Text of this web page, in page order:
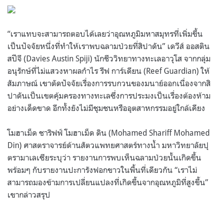
“เราแทบจะสามารถตอบได้เลยว่าอุณหภูมิมหาสมุทรที่เพิ่มขึ้น
เป็นปัจจัยหนึ่งที่ทำให้เราพบฉลามป่วยที่สิปาดัน” เดวีส์ ออสติน
สปีจี (Davies Austin Spiji) นักชีววิทยาทางทะเลอาวุโส จากกลุ่ม
อนุรักษ์ที่ไม่แสวงหาผลกำไร รีฟ การ์เดียน (Reef Guardian) ให้
สัมภาษณ์ เขาตัดปัจจัยเรื่องการรบกวนของมนาย์ออกเนื่องจากสิ
ปาดันเป็นเขตคุ้มครองทางทะเลซึ่งการประมงเป็นเรื่องต้องห้าม
อย่างเด็ดขาด อีกทั้งยังไม่มีชุมชนหรืออุตสาหกรรมอยู่ใกล้เคียง
โมฮาเม็ด ชาริฟฟ์ โมฮาเม็ด ดิน (Mohamed Shariff Mohamed
Din) ศาสตราจารย์ด้านสัตวแพทยศาสตร์ทางน้ำ มหาวิทยาลัยปุ
ตรามาเลเซียระบุว่า รายงานการพบเห็นฉลามป่วยนั้นเกิดขึ้น
พร้อมๆ กับรายงานปะการังฟอกขาวในพื้นที่เดียวกัน “เราไม่
สามารถมองข้ามการเปลี่ยนแปลงที่เกิดขึ้นจากอุณหภูมิที่สูงขึ้น”
เขากล่าวสรุป